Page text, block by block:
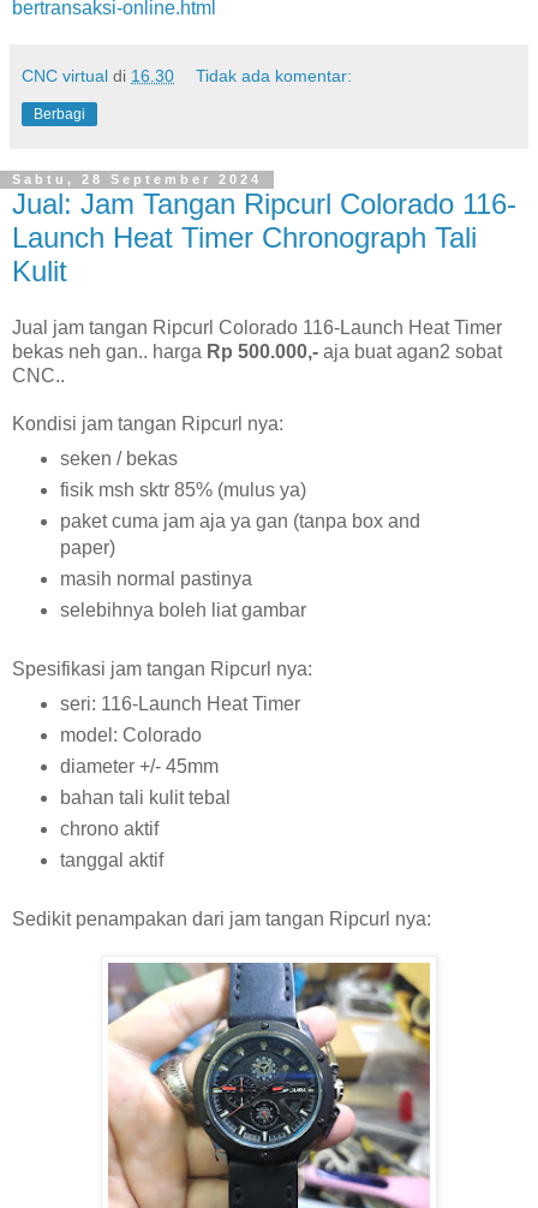
bertransaksi-online.html
CNC virtual di 16.30 Tidak ada komentar:
Berbagi
Sabtu, 28 September 2024
Jual: Jam Tangan Ripcurl Colorado 116-
Launch Heat Timer Chronograph Tali
Kulit
Jual jam tangan Ripcurl Colorado 116-Launch Heat Timer
bekas neh gan.. harga Rp 500.000,- aja buat agan2 sobat
CNC..
Kondisi jam tangan Ripcurl nya:
seken / bekas
fisik msh sktr 85% (mulus ya)
paket cuma jam aja ya gan (tanpa box and
paper)
masih normal pastinya
selebihnya boleh liat gambar
Spesifikasi jam tangan Ripcurl nya:
seri: 116-Launch Heat Timer
model: Colorado
diameter +/- 45mm
bahan tali kulit tebal
chrono aktif
tanggal aktif
Sedikit penampakan dari jam tangan Ripcurl nya: